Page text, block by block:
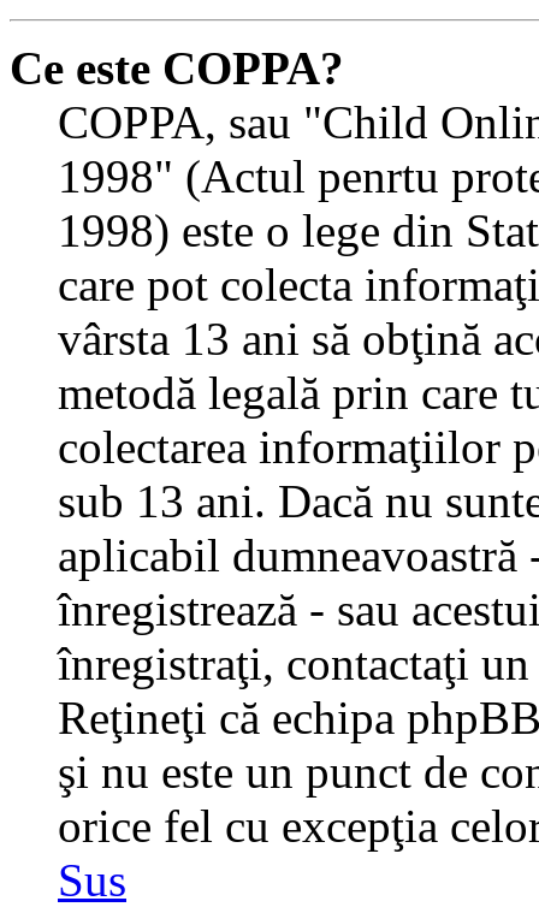
Ce este COPPA?
COPPA, sau "Child
1998" (Actul penrtu
1998) este o lege din
care pot colecta
vârsta 13 ani să obţină
metodă legală prin care
colectarea informaţiilor
sub 13 ani. Dacă nu
aplicabil dumneavoastră
înregistrează - sau
înregistraţi, contactaţi
Reţineţi că echipa
şi nu este un punct de
orice fel cu excepţia
Sus